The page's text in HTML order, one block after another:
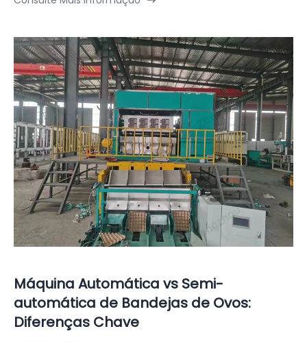
Máquina Automática vs Semi-
automática de Bandejas de Ovos:
Diferenças Chave